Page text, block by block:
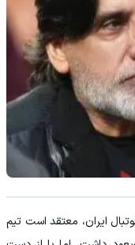
ایران، معتقد است تیم